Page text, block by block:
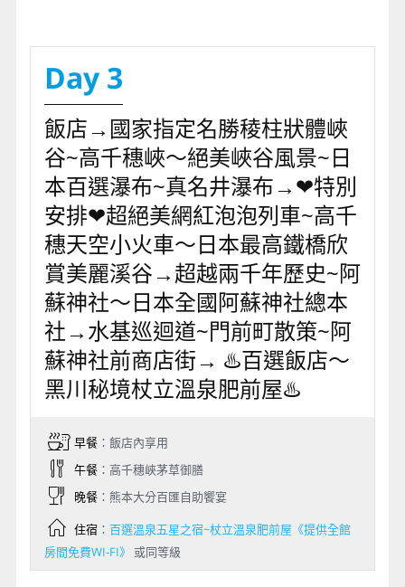
Day 3
飯店→國家指定名勝稜柱狀體峽
谷~高千穗峽～絕美峽谷風景~日
本百選瀑布~真名井瀑布→❤特別
安排❤超絕美網紅泡泡列車~高千
穗天空小火車～日本最高鐵橋欣
賞美麗溪谷→超越兩千年歷史~阿
蘇神社～日本全國阿蘇神社總本
社→水基巡迴道~門前町散策~阿
蘇神社前商店街→ ♨️百選飯店～
黑川秘境杖立溫泉肥前屋♨️
早餐：飯店內享用
午餐：高千穗峽茅草御膳
晚餐：熊本大分百匯自助饗宴
住宿： 百選溫泉五星之宿~杖立溫泉肥前屋《提供全館
房間免費WI-FI》
或同等級